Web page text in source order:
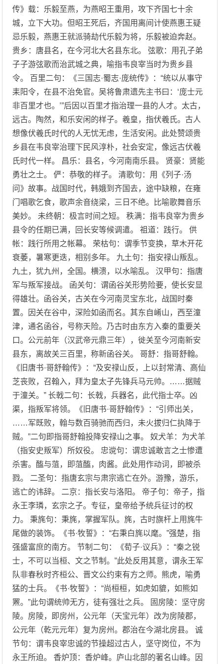
传》载：乐毅至燕，为燕昭王重用，攻下齐国七十余
城，立下大功。但昭王死后，齐国用离间计使燕惠王疑
忌乐毅，燕惠王就派骑劫代乐毅为将，乐毅被迫奔赵。
贵乡：唐县名，在今河北大名县东北。 弦歌：用孔子弟
子子游弦歌而治武城之典，喻指韦良宰当时为贵乡县
令。 百里二句：《三国志·蜀志·庞统传》：“统以从事守
耒阳令，在县不治免官。吴将鲁肃遗先主书曰：‘庞士元
非百里才也。’”后因以百里才指治理一县的人才。太古，
远古。陶然，和乐安闲的样子。羲皇，指伏羲氏。古人
想像伏羲氏时代的人无忧无虑，生活安闲。此处赞颂贵
乡县在韦良宰治理下民风淳朴，社会安定，像远古伏羲
氏时代一样。 昌乐：县名，今河南南乐县。 贤豪：贤能
勇壮之士。 俨：恭敬的样子。 清歌句：用《列子·汤
问》故事。战国时代，韩娥到齐国去，途中缺粮，在雍
门唱歌乞食，歌声余音绕梁，三日不绝。比喻歌舞音乐
美妙。 未终朝：极言时间之短。 秩满：指韦良宰为贵乡
县令的任期已满，回长安等候调遣。 祖道：践行。 供
帐：践行所用之帐幕。 荣枯句：谓季节变换，草木开花
衰萎，暑寒更迭，相别多年。 九土句：指安禄山叛乱。
九土，犹九州，全国。横溃，以水喻乱。 汉甲句：指唐
军与叛军接战。 函关句：谓函谷关形势险要，使长安显
得雄壮。函谷关，古关在今河南灵宝东北，战国时秦
置。因关在谷中，深险如函而名。其东自崤山，西至潼
津，通名函谷，号称天险。乃古时由东方入秦的重要关
口。公元前年（汉武帝元鼎三年），徙关至今河南新安
县东，离故关三百里，称新函谷关。 哥舒：指哥舒翰。
《旧唐书·哥舒翰传》：“及安禄山反，上以封常清、高仙
芝丧败，召翰入，拜为皇太子先锋兵马元帅。……据贼
于潼关。” 长戟二句：长戟，兵器名，此代指士卒。凶
渠，指叛军将领。《旧唐书·哥舒翰传》：“引师出关，
……军既败，翰与数百骑驰而西归，未火拔归仁执降于
贼。”二句即指哥舒翰投降安禄山之事。 奴犬羊：为犬羊
（指安史叛军）所奴役。 忠谠句：谓忠诚敢言之士惨遭
杀害。醢与菹，即菹醢，肉酱。此处用作动词，即被杀
戮。 二圣句：指唐玄宗与肃宗逃亡在外。游豫，游乐，
逃亡的讳辞。 二京：指长安与洛阳。 帝子句：帝子，指
永王李璘，玄宗之子。专征，皇帝给予统兵征讨的权
力。 秉旄句：秉旄，掌握军队。旄，古时旗杆上用旄牛
尾做的装饰。《书·牧誓》：“右秉白旄以麾。”强楚，指
强盛富庶的南方。 节制二句：《荀子·议兵》：“秦之锐
士，不可以当桓、文之节制。”此处反用其意，谓永王军
队非春秋时齐桓公、晋文公约束有方之师。熊虎，喻勇
猛的士兵。《书·牧誓》：“尚桓桓，如虎如貔，如熊如
罴。”此句谓统帅无方，徒有强壮之兵。 固房陵：坚守房
陵。房陵，即房州，公元年（天宝元年）改为房陵郡，
公元年（乾元元年）复为房州。郡治在今湖北房县。 诚
节句：谓韦良宰忠诚的节操超过古人，坚守岗位，不为
永王所迫。 香炉顶：香炉峰。庐山北部的著名山峰。因